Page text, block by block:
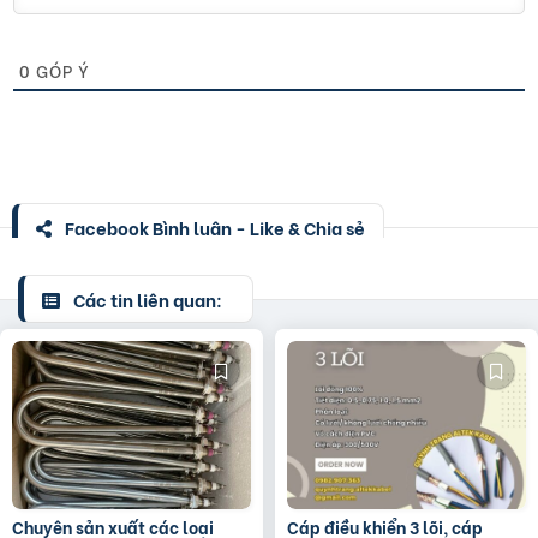
0 GÓP Ý
Facebook Bình luận - Like & Chia sẻ
Các tin liên quan:
Chuyên sản xuất các loại
Cáp điều khiển 3 lõi, cáp